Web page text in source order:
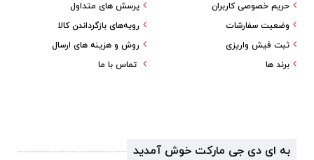
پرسش های متداول
رویه‌های بازگرداندن کالا
روش و هزینه های ارسال
تماس با ما
حریم خصوصی کاربران
وضعیت سفارشات
ثبت فیش واریزی
برند ها
به ای دی جی مارکت خوش آمدید